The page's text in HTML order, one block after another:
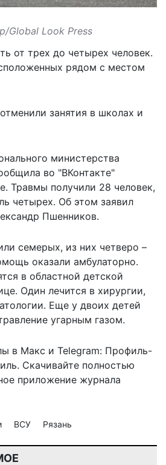
Global Look Press
от трех до четырех человек.
рядом с местом
отменили занятия в школах и
министерства
во "ВКонтакте"
Травмы получили 28 человек,
четырех. Об этом заявил
Пшенников.
семерых, из них четверо –
оказали амбулаторно.
в областной детской
Один лечится в хирургии,
Еще у двоих детей
угарным газом.
в Макс и Telegram: Профиль-
. Скачивайте полностью
приложение журнала
ВСУ Рязань